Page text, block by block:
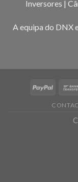
Inversores |
A equipa do DNX